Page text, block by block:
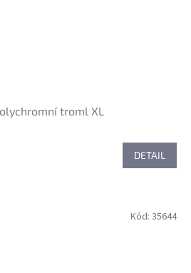
troml XL
DETAIL
Kód: 35644